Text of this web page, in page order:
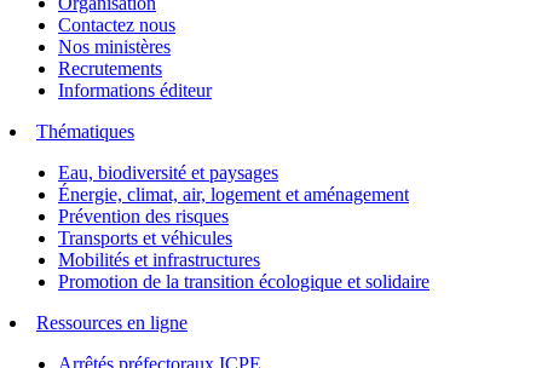
Contactez nous
Nos ministères
Recrutements
Informations éditeur
Thématiques
Eau, biodiversité et paysages
Énergie, climat, air, logement et aménagement
Prévention des risques
Transports et véhicules
Mobilités et infrastructures
Promotion de la transition écologique et solidaire
Ressources en ligne
Arrêtés préfectoraux ICPE